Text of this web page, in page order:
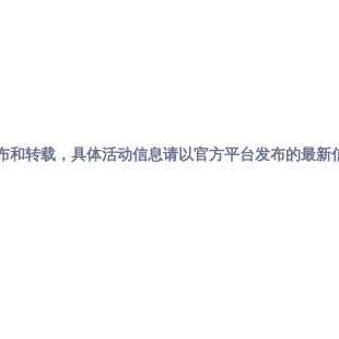
转载，具体活动信息请以官方平台发布的最新